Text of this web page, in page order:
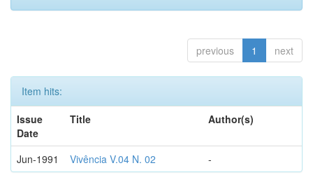
previous 1 next
Item hits:
Issue
Date
Title Author(s)
Jun-1991 Vivência V.04 N. 02 -